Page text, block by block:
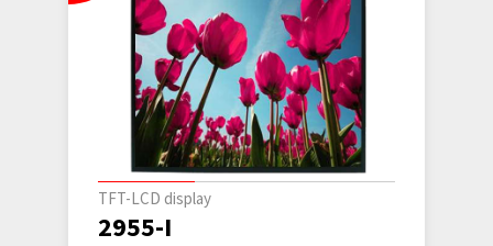
TFT-LCD display
2955-I